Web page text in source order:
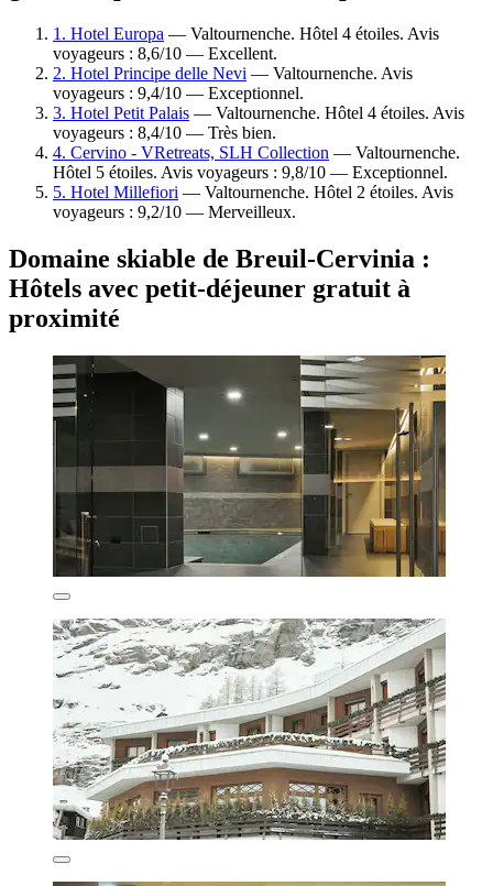
1. Hotel Europa — Valtournenche. Hôtel 4 étoiles. Avis
voyageurs : 8,6/10 — Excellent.
2. Hotel Principe delle Nevi — Valtournenche. Avis
voyageurs : 9,4/10 — Exceptionnel.
3. Hotel Petit Palais — Valtournenche. Hôtel 4 étoiles. Avis
voyageurs : 8,4/10 — Très bien.
4. Cervino - VRetreats, SLH Collection — Valtournenche.
Hôtel 5 étoiles. Avis voyageurs : 9,8/10 — Exceptionnel.
5. Hotel Millefiori — Valtournenche. Hôtel 2 étoiles. Avis
voyageurs : 9,2/10 — Merveilleux.
Domaine skiable de Breuil-Cervinia :
Hôtels avec petit-déjeuner gratuit à
proximité